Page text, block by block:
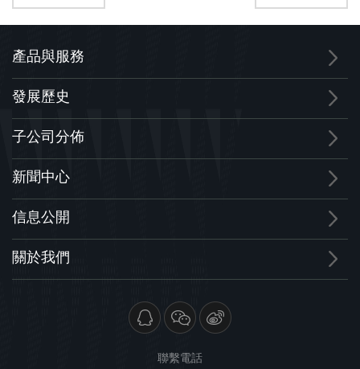
產品與服務
發展歷史
子公司分佈
新聞中心
信息公開
關於我們
聯繫電話